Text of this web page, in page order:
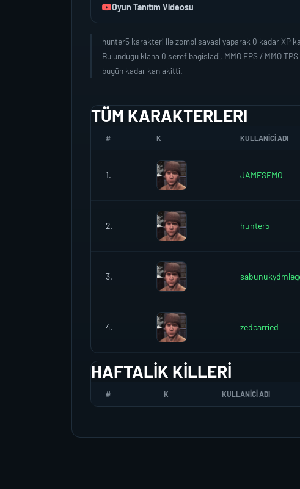
Oyun Tanıtım Videosu
hunter5 karakteri ile zombi savasi yaparak 0 kadar XP
Bulundugu klana 0 seref bagisladi, MMO FPS / MMO
bugün kadar kan akitti.
TÜM KARAKTERLERI
# K KULLANICI ADI
1. JAMESEMO
2. hunter5
3.
4. zedcarried
HAFTALIK KILLERI
# K KULLANICI ADI